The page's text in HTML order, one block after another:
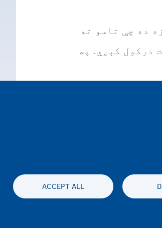
ده چې تاسو ته
درکول کېږي. په
ACCEPT ALL